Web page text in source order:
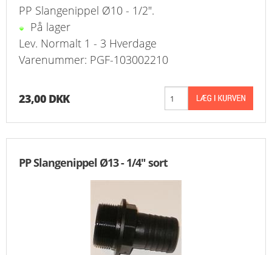
PP Slangenippel Ø10 - 1/2".
På lager
Lev. Normalt 1 - 3 Hverdage
Varenummer: PGF-103002210
23,00 DKK
PP Slangenippel Ø13 - 1/4" sort